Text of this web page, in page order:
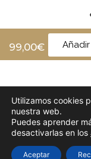
99,00€
Política de
Política
Utilizamos cookies
nuestra web.
Puedes aprender
desactivarlas en los
Aceptar